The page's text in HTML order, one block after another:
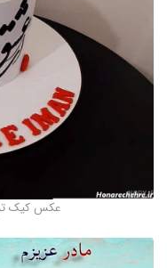
عکس کیک